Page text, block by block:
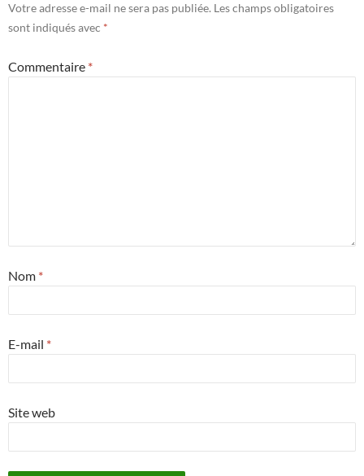
Votre adresse e-mail ne sera pas publiée. Les champs obligatoires
sont indiqués avec *
Commentaire *
Nom *
E-mail *
Site web